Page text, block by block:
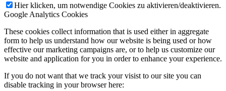
Hier klicken, um notwendige Cookies zu aktivieren/deaktivieren.
Google Analytics Cookies
These cookies collect information that is used either in aggregate
form to help us understand how our website is being used or how
effective our marketing campaigns are, or to help us customize our
website and application for you in order to enhance your experience.
If you do not want that we track your visist to our site you can
disable tracking in your browser here: